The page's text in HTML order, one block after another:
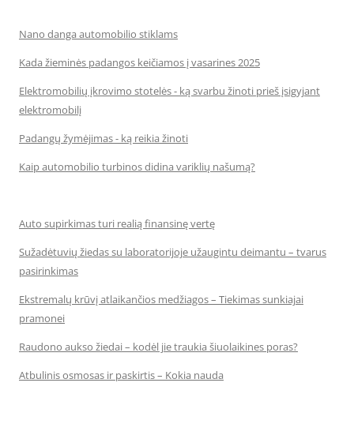
Nano danga automobilio stiklams
Kada žieminės padangos keičiamos į vasarines 2025
Elektromobilių įkrovimo stotelės - ką svarbu žinoti prieš įsigyjant
elektromobilį
Padangų žymėjimas - ką reikia žinoti
Kaip automobilio turbinos didina variklių našumą?
Auto supirkimas turi realią finansinę vertę
Sužadėtuvių žiedas su laboratorijoje užaugintu deimantu – tvarus
pasirinkimas
Ekstremalų krūvį atlaikančios medžiagos – Tiekimas sunkiajai
pramonei
Raudono aukso žiedai – kodėl jie traukia šiuolaikines poras?
Atbulinis osmosas ir paskirtis – Kokia nauda